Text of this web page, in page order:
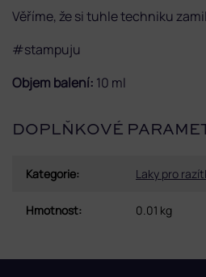
Věříme, že si tuhle techniku
#stampuju
Objem balení: 10 ml
DOPLŇKOVÉ
Kategorie: Laky pro
Hmotnost: 0.01 kg